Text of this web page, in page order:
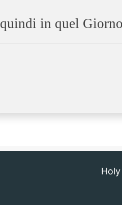
quindi in quel